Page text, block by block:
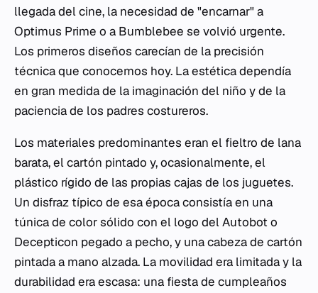
llegada del cine, la necesidad de "encarnar" a
Optimus Prime o a Bumblebee se volvió urgente.
Los primeros diseños carecían de la precisión
técnica que conocemos hoy. La estética dependía
en gran medida de la imaginación del niño y de la
paciencia de los padres costureros.
Los materiales predominantes eran el fieltro de lana
barata, el cartón pintado y, ocasionalmente, el
plástico rígido de las propias cajas de los juguetes.
Un disfraz típico de esa época consistía en una
túnica de color sólido con el logo del Autobot o
Decepticon pegado a pecho, y una cabeza de cartón
pintada a mano alzada. La movilidad era limitada y la
durabilidad era escasa: una fiesta de cumpleaños